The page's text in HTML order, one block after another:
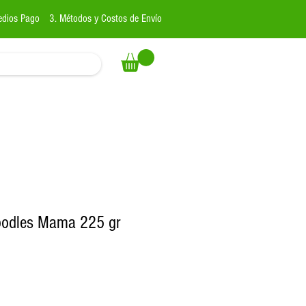
Pago 3. Métodos y Costos de Envío
Mama 225 gr